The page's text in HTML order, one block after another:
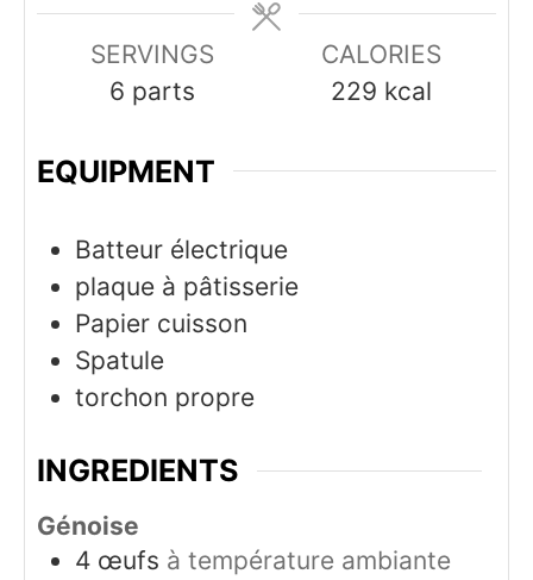
SERVINGS
6 parts
CALORIES
229 kcal
EQUIPMENT
Batteur électrique
plaque à pâtisserie
Papier cuisson
Spatule
torchon propre
INGREDIENTS
Génoise
4 œufs à température ambiante